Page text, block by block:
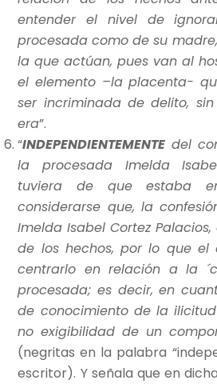
entender el nivel de
procesada como de su
la que actúan, pues van al
el elemento –la placenta-
ser incriminada de delito,
era”.
“INDEPENDIENTEMENTE del
la procesada Imelda
tuviera de que estaba
considerarse que, la
Imelda Isabel Cortez
de los hechos, por lo que
centrarlo en relación a la
procesada; es decir, en
de conocimiento de la
no exigibilidad de un
(negritas en la palabra
escritor). Y señala que en